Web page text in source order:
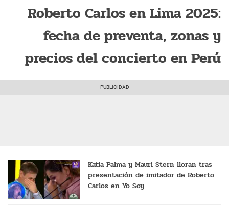
Roberto Carlos en Lima 2025:
fecha de preventa, zonas y
precios del concierto en Perú
Katia Palma y Mauri Stern lloran tras
presentación de imitador de Roberto
Carlos en Yo Soy